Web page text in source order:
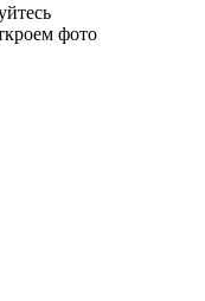
фото